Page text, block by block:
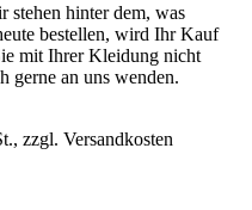
hinter dem, was
bestellen, wird Ihr Kauf
mit Ihrer Kleidung nicht
gerne an uns wenden.
zzgl. Versandkosten